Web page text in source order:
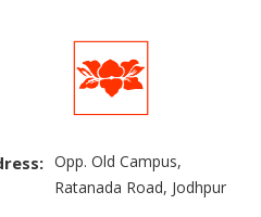
Opp. Old Campus,
Ratanada Road, Jodhpur